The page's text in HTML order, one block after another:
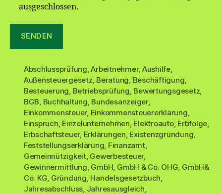
ausgeschlossen.
Abschlussprüfung ,Arbeitnehmer, Aushilfe,
Außensteuergesetz Beratung Beschäftigung
Besteuerung Betriebsprüfung Bewertungsgesetz
BGB Buchhaltung Bundesanzeiger,
Einkommensteuer, Einkommensteuererklärung
Einspruch Einzelunternehmen Elektroauto, Erbfolge
Erbschaftsteuer, Erklärungen Existenzgründung
Feststellungserklärung Finanzamt,
Gemeinnützigkeit, Gewerbesteuer,
Gewinnermittlung GmbH GmbH & Co. OHG GmbH&
Co. KG Gründung Handelsgesetzbuch
Jahresabschluss Jahresausgleich